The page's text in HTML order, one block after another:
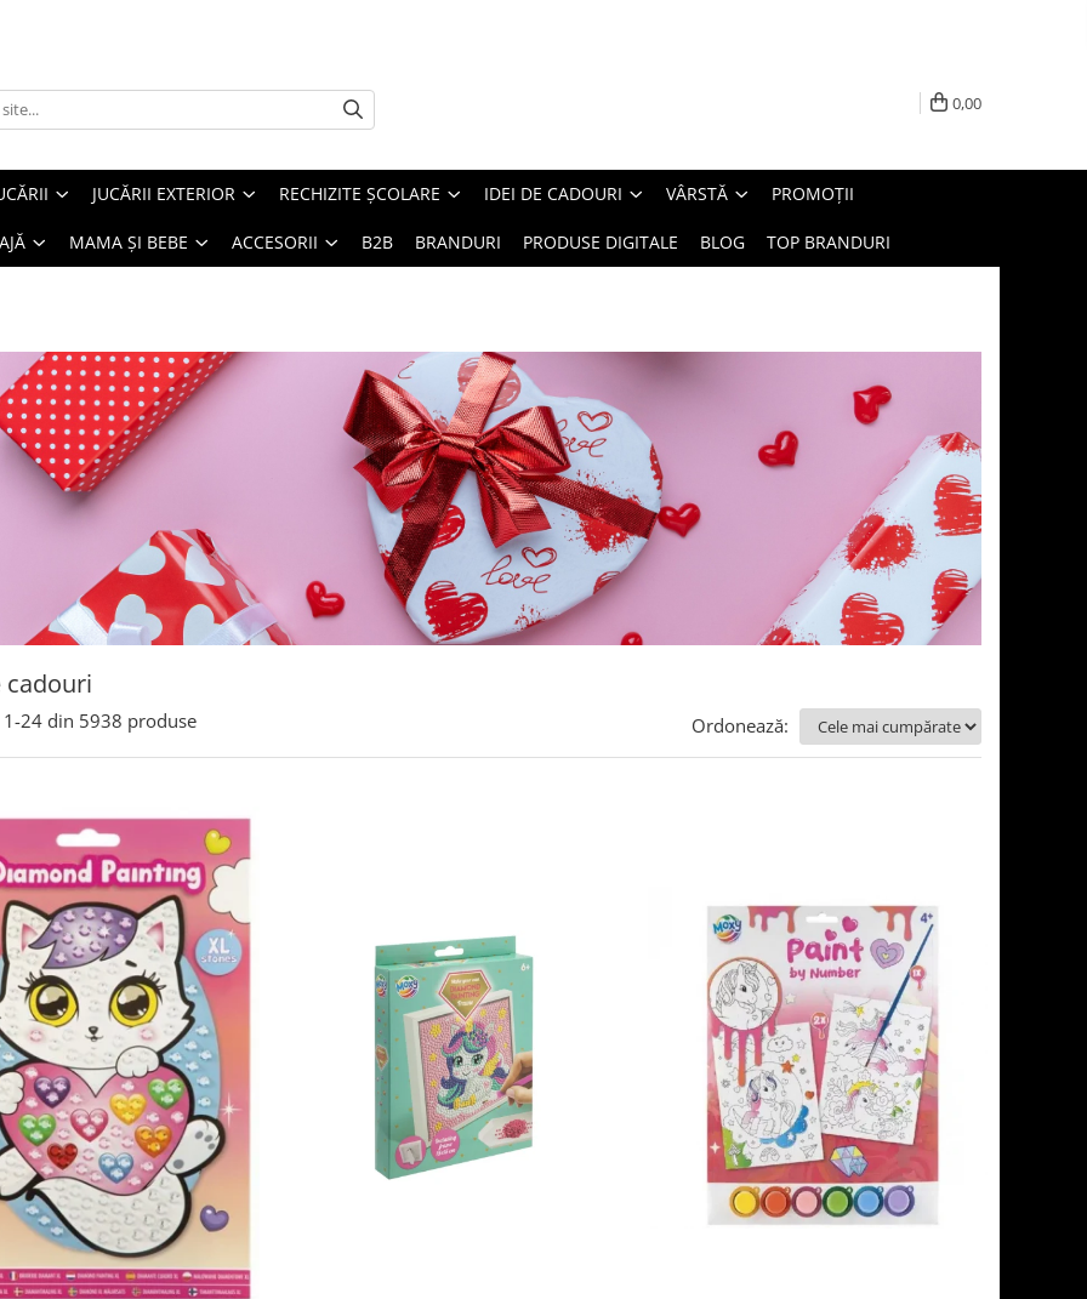
0,00
JUCĂRII EXTERIOR RECHIZITE ȘCOLARE IDEI DE CADOURI VÂRSTĂ PROMOȚII
MAMA ȘI BEBE ACCESORII B2B BRANDURI PRODUSE DIGITALE BLOG TOP BRANDURI
cadouri
1-24 din 5938 produse Ordonează: